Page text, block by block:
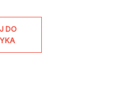
DO